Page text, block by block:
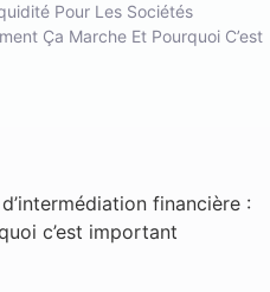
Pour Les Sociétés
Ça Marche Et Pourquoi C’est
financière :
c’est important